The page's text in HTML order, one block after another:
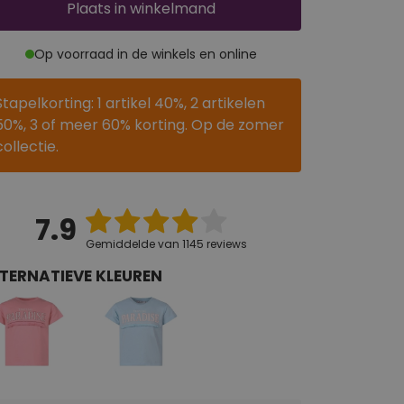
KLEUREN
Plaats in winkelmand
Op voorraad in de winkels en online
1 artikel 40%, 2 artikelen
3 of meer 60% korting. Op de zomer
7.9 Gemiddelde van 1145 reviews